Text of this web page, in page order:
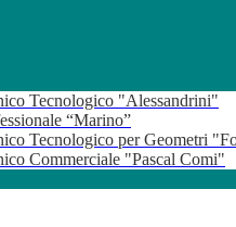
Tecnologico "Alessandrini"
“Marino”
Tecnologico per Geometri
Commerciale "Pascal Comi"